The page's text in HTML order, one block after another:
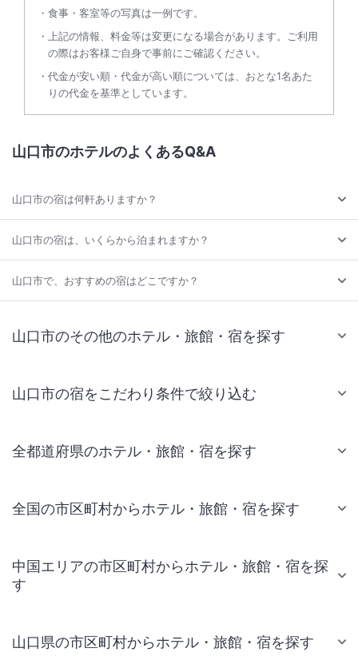
食事・客室等の写真は一例です。
上記の情報、料金等は変更になる場合があります。ご利用
の際はお客様ご自身で事前にご確認ください。
代金が安い順・代金が高い順については、おとな1名あた
りの代金を基準としています。
山口市のホテルのよくあるQ&A
山口市の宿は何軒ありますか？
山口市の宿は、いくらから泊まれますか？
山口市で、おすすめの宿はどこですか？
山口市のその他のホテル・旅館・宿を探す
山口市の宿をこだわり条件で絞り込む
全都道府県のホテル・旅館・宿を探す
全国の市区町村からホテル・旅館・宿を探す
中国エリアの市区町村からホテル・旅館・宿を探
す
山口県の市区町村からホテル・旅館・宿を探す